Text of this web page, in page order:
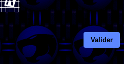
Valider